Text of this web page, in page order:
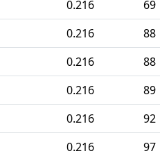
0.216 69
0.216 88
0.216 88
0.216 89
0.216 92
0.216 97